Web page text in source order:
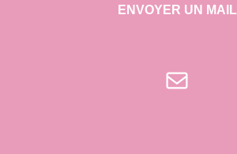
ENVOYER UN MAIL
E-mail